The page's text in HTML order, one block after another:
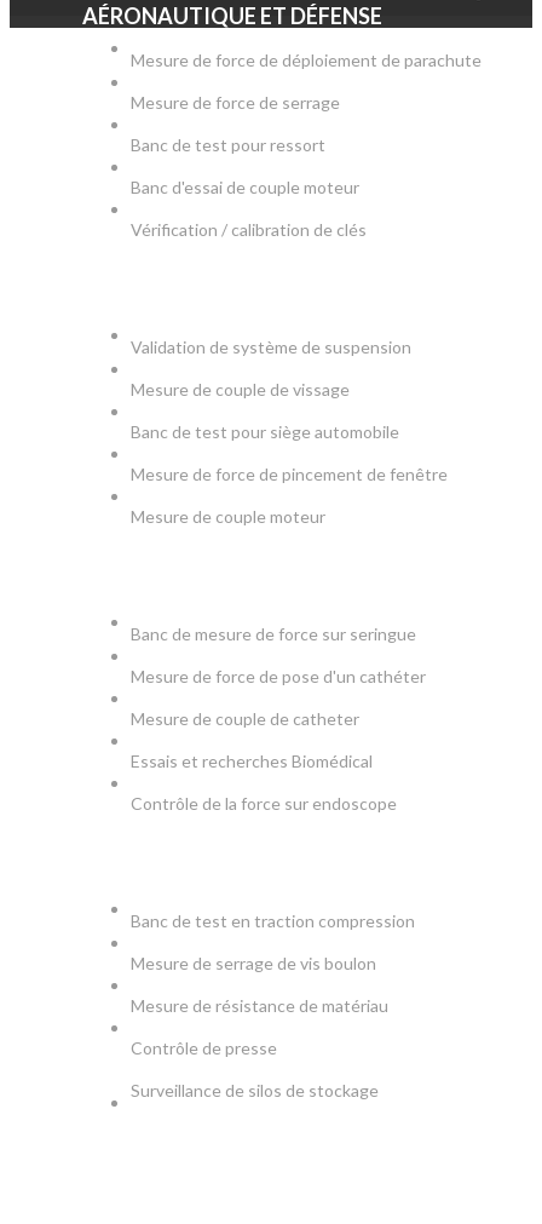
AÉRONAUTIQUE ET DÉFENSE
Mesure de force de déploiement de parachute
Mesure de force de serrage
Banc de test pour ressort
Banc d'essai de couple moteur
Vérification / calibration de clés
Validation de système de suspension
Mesure de couple de vissage
Banc de test pour siège automobile
Mesure de force de pincement de fenêtre
Mesure de couple moteur
Banc de mesure de force sur seringue
Mesure de force de pose d'un cathéter
Mesure de couple de catheter
Essais et recherches Biomédical
Contrôle de la force sur endoscope
Banc de test en traction compression
Mesure de serrage de vis boulon
Mesure de résistance de matériau
Contrôle de presse
Surveillance de silos de stockage